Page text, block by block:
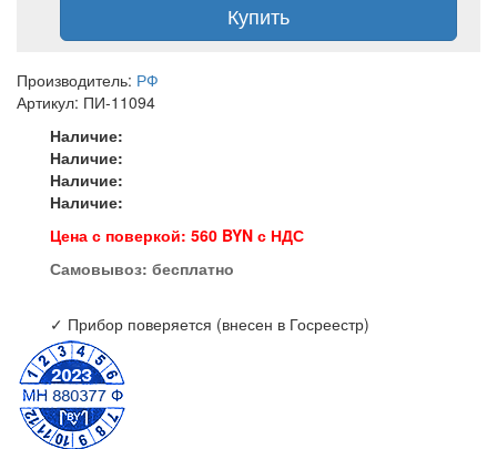
Купить
Производитель: РФ
Артикул: ПИ-11094
Наличие:
Наличие:
Наличие:
Наличие:
Цена с поверкой: 560 BYN с НДС
Самовывоз: бесплатно
✓ Прибор поверяется (внесен в Госреестр)